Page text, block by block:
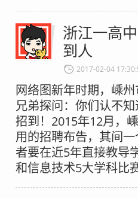
浙江一高
到人
2017-02-04
网络图新年时期，嵊
兄弟探问：你们认不
招到！2015年12月，
用的招聘布告，其间
者要在近5年直接教导
和信息技术5大学科比